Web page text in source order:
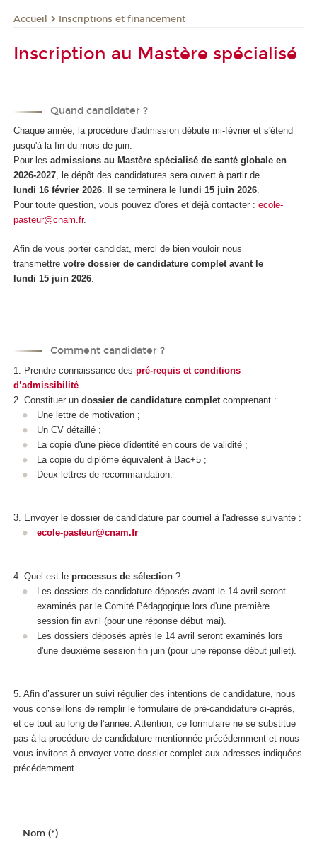
Accueil Inscriptions et financement
Inscription au Mastère spécialisé
Quand candidater ?
Chaque année, la procédure d'admission débute mi-février et s'étend
jusqu'à la fin du mois de juin.
Pour les admissions au Mastère spécialisé de santé globale en
2026-2027, le dépôt des candidatures sera ouvert à partir de
lundi 16 février 2026. Il se terminera le lundi 15 juin 2026.
Pour toute question, vous pouvez d'ores et déjà contacter : ecole-
pasteur@cnam.fr.
Afin de vous porter candidat, merci de bien vouloir nous
transmettre votre dossier de candidature complet avant le
lundi 15 juin 2026
Comment candidater ?
1. Prendre connaissance des pré-requis et conditions
d’admissibilité
2. Constituer un dossier de candidature complet comprenant :
Une lettre de motivation ;
Un CV détaillé ;
La copie d'une pièce d'identité en cours de validité ;
La copie du diplôme équivalent à Bac+5 ;
Deux lettres de recommandation.
3. Envoyer le dossier de candidature par courriel à l'adresse suivante :
ecole-pasteur@cnam.fr
4. Quel est le processus de sélection ?
Les dossiers de candidature déposés avant le 14 avril seront
examinés par le Comité Pédagogique lors d'une première
session fin avril (pour une réponse début mai).
Les dossiers déposés après le 14 avril seront examinés lors
d'une deuxième session fin juin (pour une réponse début juillet).
5. Afin d’assurer un suivi régulier des intentions de candidature, nous
vous conseillons de remplir le formulaire de pré-candidature ci-après,
et ce tout au long de l’année. Attention, ce formulaire ne se substitue
pas à la procédure de candidature mentionnée précédemment et nous
vous invitons à envoyer votre dossier complet aux adresses indiquées
précédemment.
Nom (*)